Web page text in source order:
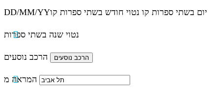
DD/MM/YYיום בשתי ספרות קו נטוי חודש בשתי ספרות קו
נטוי שנה בשתי ספרות
הרכב נוסעים
המראה מ